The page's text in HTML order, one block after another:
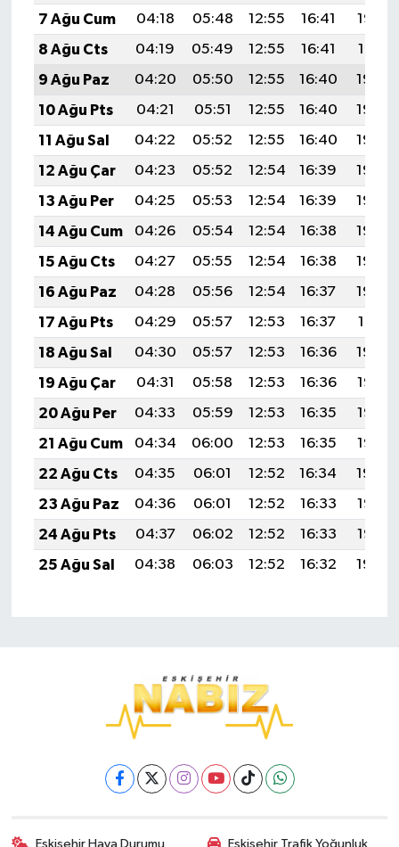
7 Ağu Cum
04:18 05:48 12:55 16:41
19:52
8 Ağu Cts
04:19 05:49 12:55 16:41
19:51
9 Ağu Paz
04:20 05:50 12:55 16:40
19:50
10 Ağu Pts
04:21 05:51 12:55 16:40
19:49
11 Ağu Sal
04:22 05:52 12:55 16:40
19:48
12 Ağu Çar
04:23 05:52 12:54 16:39
19:46
13 Ağu Per
04:25 05:53 12:54 16:39
19:45
14 Ağu Cum
04:26 05:54 12:54 16:38
19:44
15 Ağu Cts
04:27 05:55 12:54 16:38
19:43
16 Ağu Paz
04:28 05:56 12:54 16:37
19:42
17 Ağu Pts
04:29 05:57 12:53 16:37
19:41
18 Ağu Sal
04:30 05:57 12:53 16:36
19:39
19 Ağu Çar
04:31 05:58 12:53 16:36
19:38
20 Ağu Per
04:33 05:59 12:53 16:35
19:37
21 Ağu Cum
04:34 06:00 12:53 16:35
19:35
22 Ağu Cts
04:35 06:01 12:52 16:34
19:34
23 Ağu Paz
04:36 06:01 12:52 16:33
19:33
24 Ağu Pts
04:37 06:02 12:52 16:33
19:32
25 Ağu Sal
04:38 06:03 12:52 16:32 19:30
Eskişehir Hava Durumu Eskişehir Trafik Yoğunluk